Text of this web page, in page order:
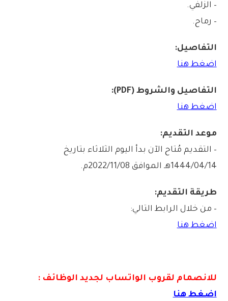
– الزلفي.
– رماح.
التفاصيل:
اضغط هنا
التفاصيل والشروط (PDF):
اضغط هنا
موعد التقديم:
– التقديم مُتاح الآن بدأ اليوم الثلاثاء بتاريخ
1444/04/14هـ الموافق 2022/11/08م.
طريقة التقديم:
– من خلال الرابط التالي:
اضغط هنا
للانصمام لقروب الواتساب لجديد الوظائف :
اضغط هنا